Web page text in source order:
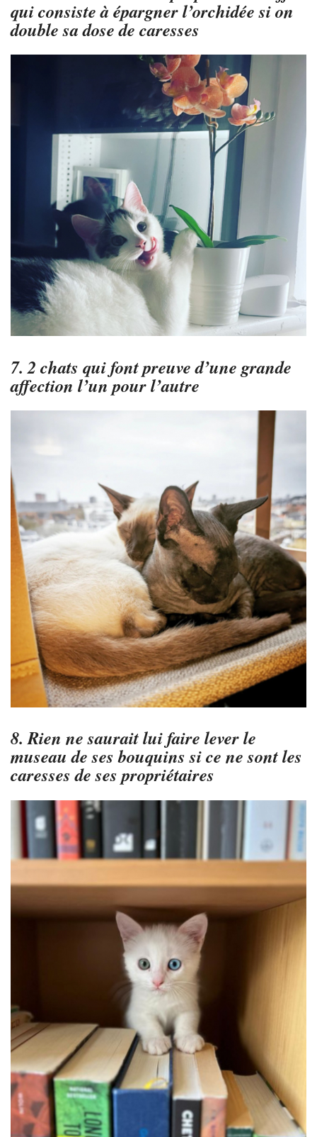
qui consiste à épargner l’orchidée si on
double sa dose de caresses
7. 2 chats qui font preuve d’une grande
affection l’un pour l’autre
8. Rien ne saurait lui faire lever le
museau de ses bouquins si ce ne sont les
caresses de ses propriétaires